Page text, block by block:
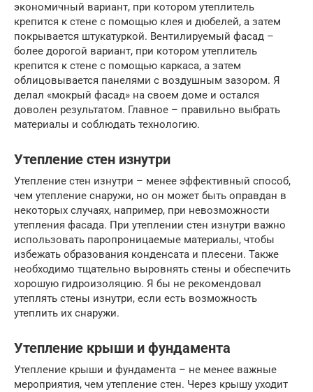
экономичный вариант, при котором утеплитель
крепится к стене с помощью клея и дюбелей, а затем
покрывается штукатуркой. Вентилируемый фасад –
более дорогой вариант, при котором утеплитель
крепится к стене с помощью каркаса, а затем
облицовывается панелями с воздушным зазором. Я
делал «мокрый фасад» на своем доме и остался
доволен результатом. Главное – правильно выбрать
материалы и соблюдать технологию.
Утепление стен изнутри
Утепление стен изнутри – менее эффективный способ,
чем утепление снаружи, но он может быть оправдан в
некоторых случаях, например, при невозможности
утепления фасада. При утеплении стен изнутри важно
использовать паропроницаемые материалы, чтобы
избежать образования конденсата и плесени. Также
необходимо тщательно выровнять стены и обеспечить
хорошую гидроизоляцию. Я бы не рекомендовал
утеплять стены изнутри, если есть возможность
утеплить их снаружи.
Утепление крыши и фундамента
Утепление крыши и фундамента – не менее важные
мероприятия, чем утепление стен. Через крышу уходит